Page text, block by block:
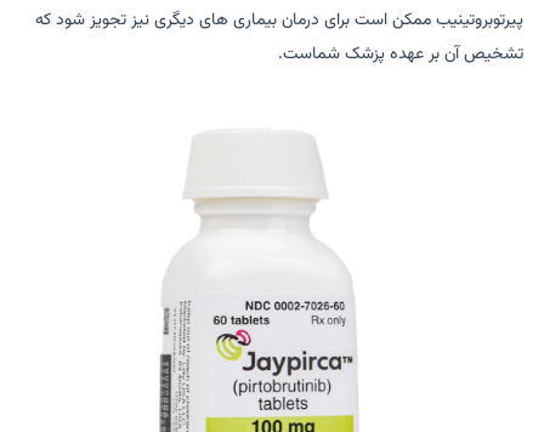
پیرتوبروتینیب ممکن است برای درمان بیماری های دیگری نیز تجویز شود که
تشخیص آن بر عهده پزشک شماست.